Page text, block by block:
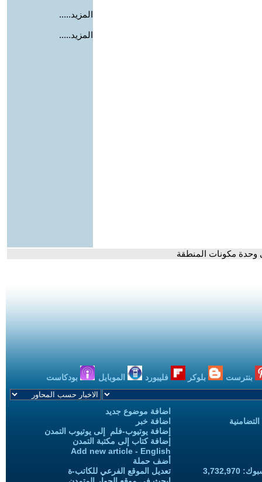
المزيد.....
المزيد.....
وحدة مكونات المنطقة
بنترست بلوكر فليبورد الموبايل بودكاست
اضافة موضوع جديد
اضافة خبر
إضافة يوتيوب-فلم إلى يوتيوب التمدن
إضافة كتاب إلى مكتبة التمدن
Add new article - English
أضف حملة
تعديل الموقع الفرعي للكاتب-ة